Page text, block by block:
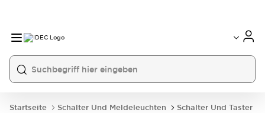
Startseite Schalter Und Meldeleuchten
Schalter Und Taster